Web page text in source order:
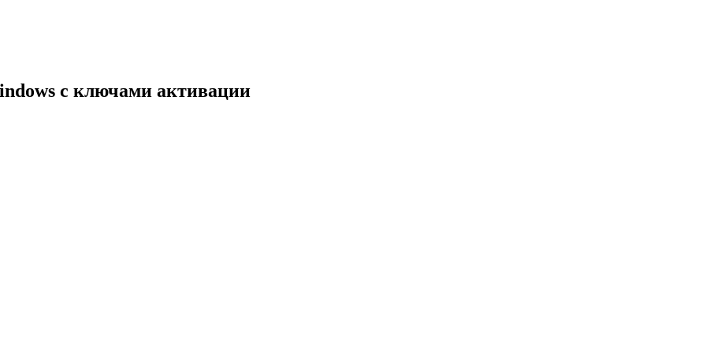
с ключами активации